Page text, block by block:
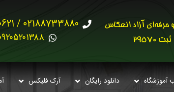
حرفه‌ای آزاد انعکاس
29570
02188733880 / 02188730621
آموزشگاه دانلود رایگان آرک فلیکس